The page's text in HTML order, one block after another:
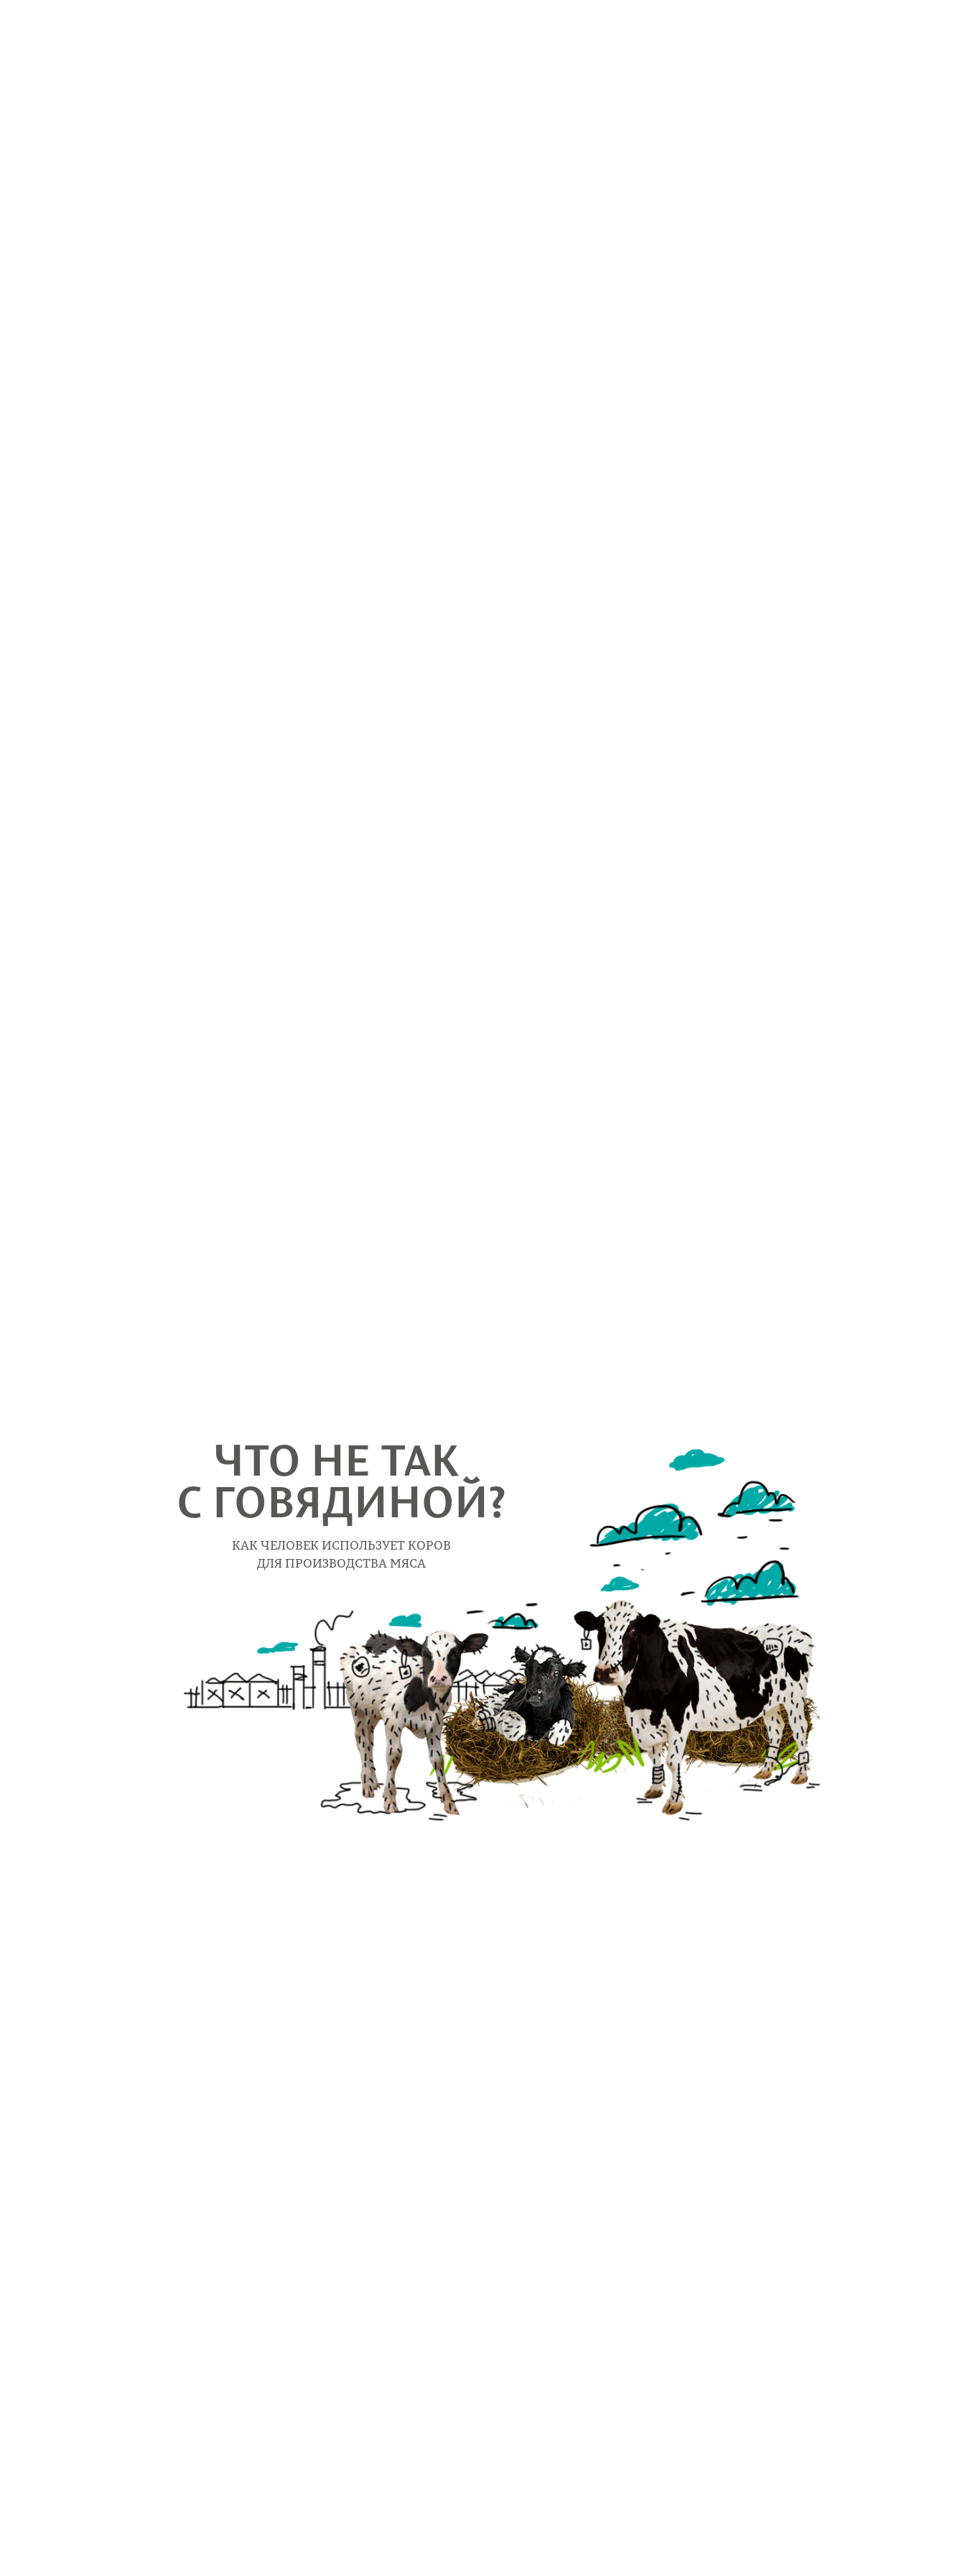
ЧТО НЕ ТАК
С ГОВЯДИНОЙ?
КАК ЧЕЛОВЕК ИСПОЛЬЗУЕТ КОРОВ
ДЛЯ ПРОИЗВОДСТВА МЯСА